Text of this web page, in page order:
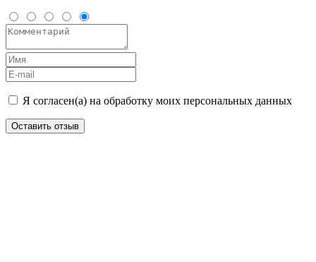
Я согласен(а) на обработку моих персональных данных
Оставить отзыв